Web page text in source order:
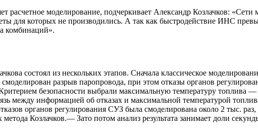
расчетное моделирование, подчеркивает Александр Козлачков:
для которых не производились. А так как быстродействие ИНС
комбинаций».
состоял из нескольких этапов. Сначала классическое
разрыв паропровода, при этом отказы органов
безопасности выбрали максимальную температуру топлива
между информацией об отказах и максимальной температурой
органов регулирования СУЗ была смоделирована около 2 тыс.
Козлачков.— Зато потом анализ результата занимает доли